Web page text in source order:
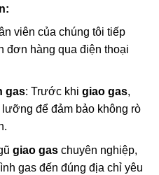
viên của chúng tôi tiếp
đơn hàng qua điện thoại
gas: Trước khi giao gas,
để đảm bảo không rò
giao gaschuyên nghiệp,
gas đến đúng địa chỉ yêu